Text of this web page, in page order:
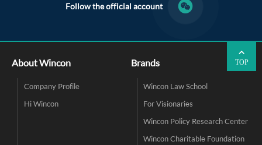
Follow the official account
TOP
About Wincon
Company Profile
Hi Wincon
Brands
Wincon Law School
For Visionaries
Wincon Policy Research Center
Wincon Charitable Foundation